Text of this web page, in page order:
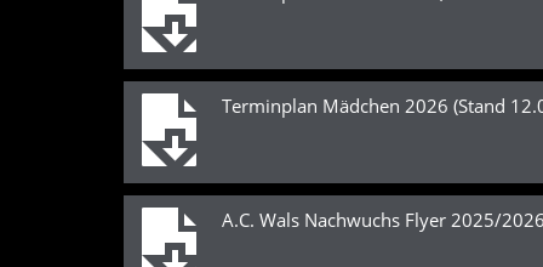
Terminplan Mädchen 2026 (Stand
A.C. Wals Nachwuchs Flyer 2025/2026